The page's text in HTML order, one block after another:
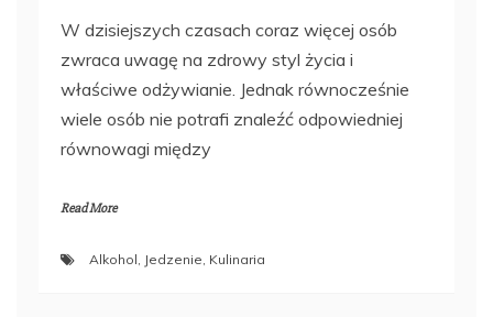
W dzisiejszych czasach coraz więcej osób
zwraca uwagę na zdrowy styl życia i
właściwe odżywianie. Jednak równocześnie
wiele osób nie potrafi znaleźć odpowiedniej
równowagi między
Read More
Alkohol Jedzenie Kulinaria